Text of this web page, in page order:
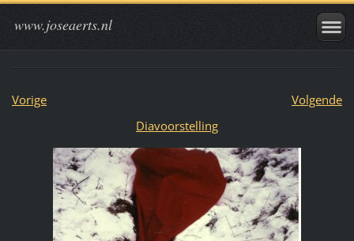
www.joseaerts.nl
Vorige
Volgende
Diavoorstelling